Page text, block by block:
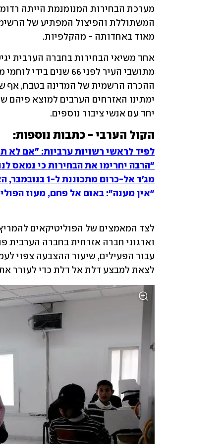
מאוד באחדותה - מהקלפיות.
יחד עם אנשי ציבור נוספים.
הקול הערבי - כתבות נוספות:
לפיד לראשי רשויות ערביות: "אם לא
"הרבה יחרימו את הבחירות כי נמאס
מג'ד אל-כרום מתכוננת ל-1 בנובמבר, הצעירים פחות נלהבים
"אין מענה": באום אל פחם, מעוז
לצאת למבצע דלת אל דלת כדי לעורר